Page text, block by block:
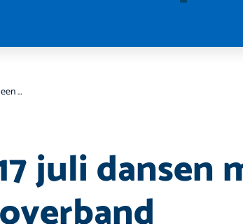
Vrijdag 17 juli dansen met een Oldies Coverband
juli dansen